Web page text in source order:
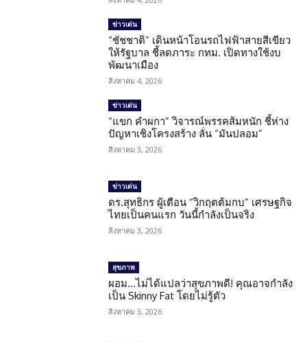
ข่าวเด่น
“ชัชชาติ” เดินหน้าโอนรถไฟฟ้าสายสีเขียว
ให้รัฐบาล ชี้ลดภาระ กทม. เปิดทางใช้งบ
พัฒนาเมือง
สิงหาคม 4, 2026
ข่าวเด่น
“แขก คำผกา” วิจารณ์พรรคส้มหนัก ชี้ห่าง
ปัญหาเชิงโครงสร้าง ลั่น “มันปลอม”
สิงหาคม 3, 2026
ข่าวเด่น
ดร.สุทธิกร ผู้เตือน “วิกฤตต้มกบ” เศรษฐกิจ
ไทยเป็นคนแรก วันนี้กำลังเป็นจริง
สิงหาคม 3, 2026
สุขภาพ
ผอม…ไม่ได้แปลว่าสุขภาพดี! คุณอาจกำลัง
เป็น Skinny Fat โดยไม่รู้ตัว
สิงหาคม 3, 2026